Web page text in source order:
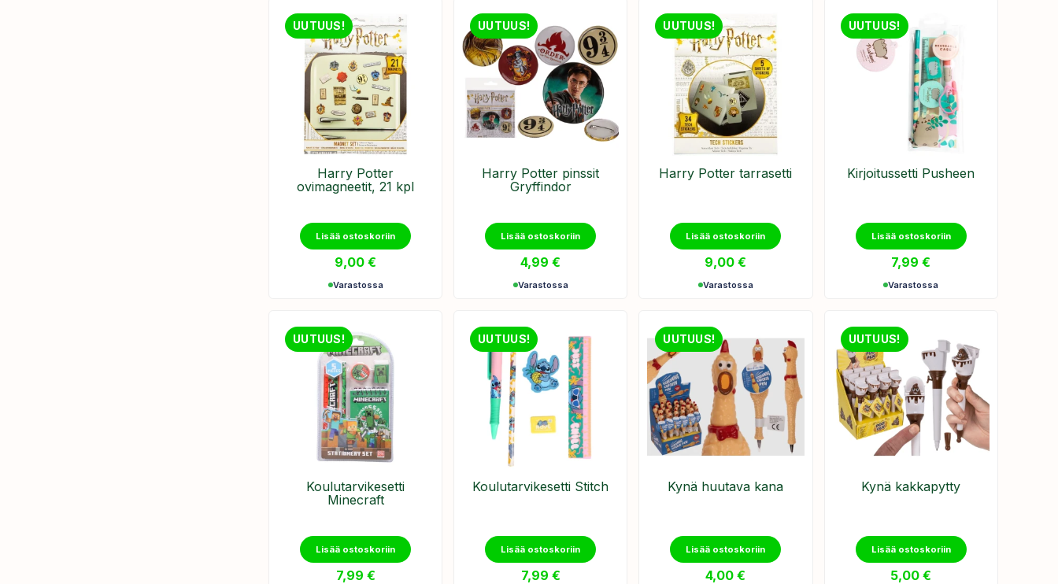
UUTUUS!
​Harry Potter
ovimagneetit, 21 kpl
Lisää ostoskoriin
9,00€
Varastossa
UUTUUS!
Harry Potter pinssit
Gryffindor
Lisää ostoskoriin
4,99€
Varastossa
UUTUUS!
Harry Potter tarrasetti
Lisää ostoskoriin
9,00€
Varastossa
UUTUUS!
Kirjoitussetti Pusheen
Lisää ostoskoriin
7,99€
Varastossa
UUTUUS!
Koulutarvikesetti
Minecraft
Lisää ostoskoriin
7,99 €
UUTUUS!
Koulutarvikesetti Stitch
Lisää ostoskoriin
7,99 €
UUTUUS!
Kynä huutava kana
Lisää ostoskoriin
4,00€
UUTUUS!
Kynä kakkapytty
Lisää ostoskoriin
5,00€